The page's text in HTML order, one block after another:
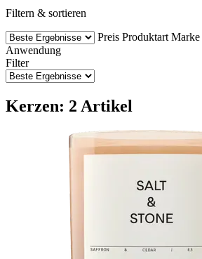
Filtern & sortieren
Preis Produktart Marke
Anwendung
Filter
Kerzen: 2 Artikel